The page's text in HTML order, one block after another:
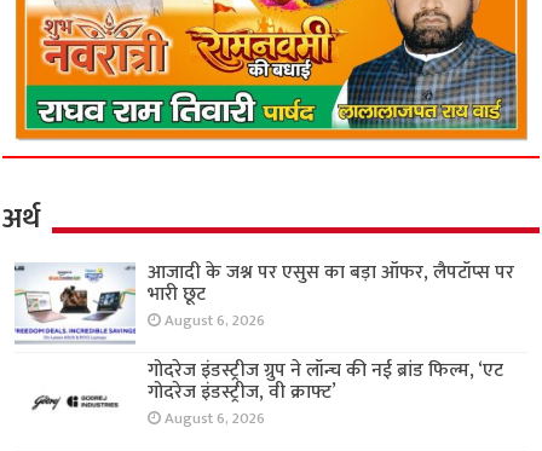
अर्थ
आजादी के जश्न पर एसुस का बड़ा ऑफर, लैपटॉप्स पर
भारी छूट
August 6, 2026
गोदरेज इंडस्ट्रीज ग्रुप ने लॉन्च की नई ब्रांड फिल्म, ‘एट
गोदरेज इंडस्ट्रीज, वी क्राफ्ट’
August 6, 2026